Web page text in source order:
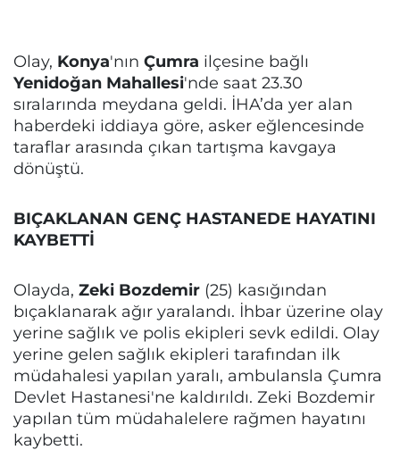
Olay, Konya'nın Çumra ilçesine bağlı
Yenidoğan Mahallesi'nde saat 23.30
sıralarında meydana geldi. İHA’da yer alan
haberdeki iddiaya göre, asker eğlencesinde
taraflar arasında çıkan tartışma kavgaya
dönüştü.
BIÇAKLANAN GENÇ HASTANEDE HAYATINI
KAYBETTİ
Olayda, Zeki Bozdemir (25) kasığından
bıçaklanarak ağır yaralandı. İhbar üzerine olay
yerine sağlık ve polis ekipleri sevk edildi. Olay
yerine gelen sağlık ekipleri tarafından ilk
müdahalesi yapılan yaralı, ambulansla Çumra
Devlet Hastanesi'ne kaldırıldı. Zeki Bozdemir
yapılan tüm müdahalelere rağmen hayatını
kaybetti.